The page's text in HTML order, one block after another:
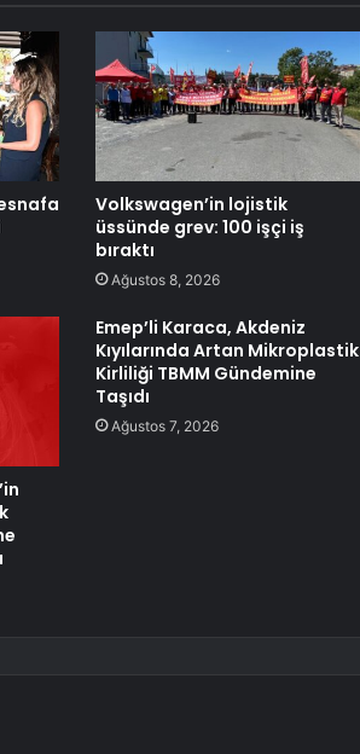
Volkswagen’in lojistik
üssünde grev: 100 işçi iş
bıraktı
Ağustos 8, 2026
Emep’li Karaca, Akdeniz
Kıyılarında Artan Mikroplastik
Kirliliği TBMM Gündemine
Taşıdı
Ağustos 7, 2026